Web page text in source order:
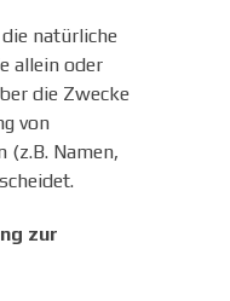
natürliche
allein oder
die Zwecke
von
(z.B. Namen,
zur